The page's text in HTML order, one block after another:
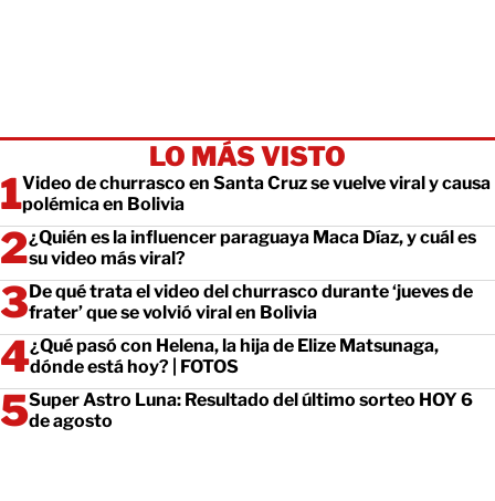
LO MÁS VISTO
Video de churrasco en Santa Cruz se vuelve viral y causa
polémica en Bolivia
¿Quién es la influencer paraguaya Maca Díaz, y cuál es
su video más viral?
De qué trata el video del churrasco durante ‘jueves de
frater’ que se volvió viral en Bolivia
¿Qué pasó con Helena, la hija de Elize Matsunaga,
dónde está hoy? | FOTOS
Super Astro Luna: Resultado del último sorteo HOY 6
de agosto